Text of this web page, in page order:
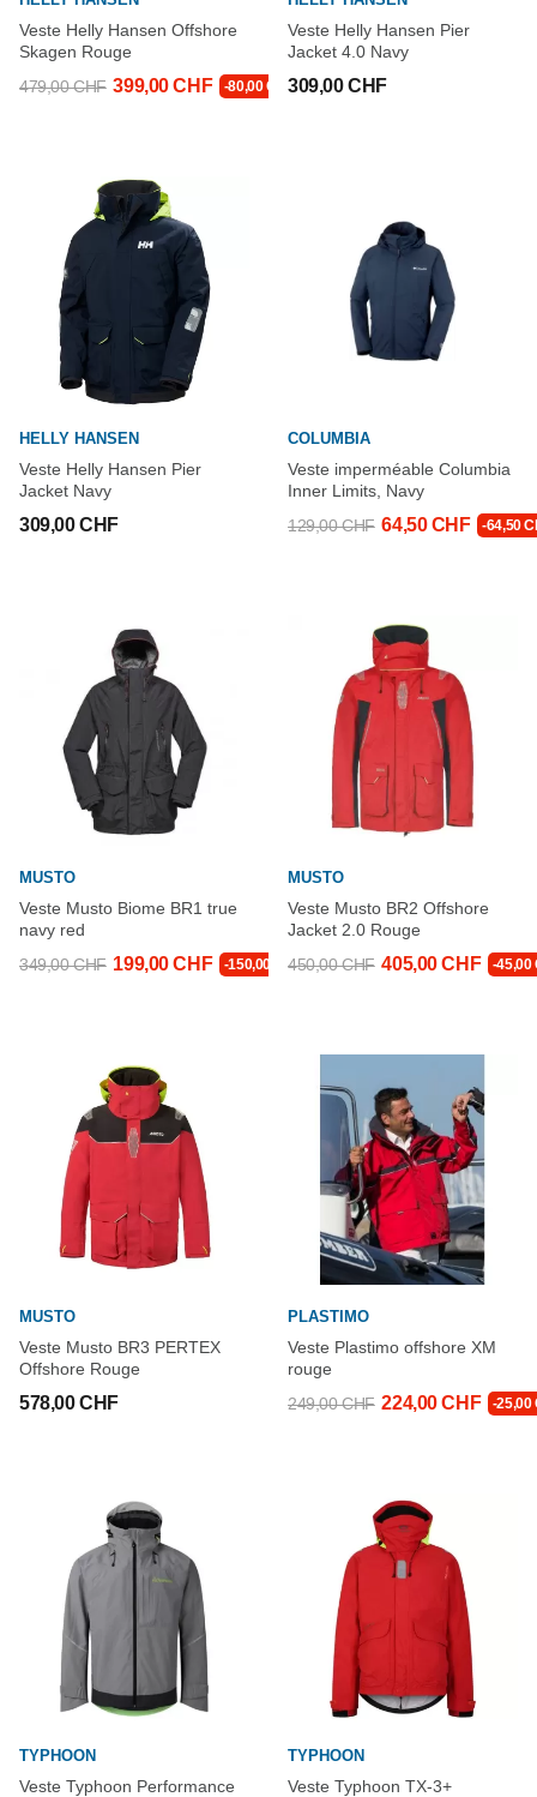
Veste Helly Hansen Offshore
Skagen Rouge
479,00 CHF 399,00 CHF -80,00 CHF
Veste Helly Hansen Pier
Jacket 4.0 Navy
309,00 CHF
HELLY HANSEN
Veste Helly Hansen Pier
Jacket Navy
309,00 CHF
COLUMBIA
Veste imperméable Columbia
Inner Limits, Navy
129,00 CHF 64,50 CHF -64,50
MUSTO
Veste Musto Biome BR1 true
navy red
349,00 CHF 199,00 CHF -150,00 CHF
MUSTO
Veste Musto BR2 Offshore
Jacket 2.0 Rouge
450,00 CHF 405,00 CHF -45,00
MUSTO
Veste Musto BR3 PERTEX
Offshore Rouge
578,00 CHF
PLASTIMO
Veste Plastimo offshore XM
rouge
249,00 CHF 224,00 CHF -25,00
TYPHOON
Veste Typhoon Performance
TYPHOON
Veste Typhoon TX-3+